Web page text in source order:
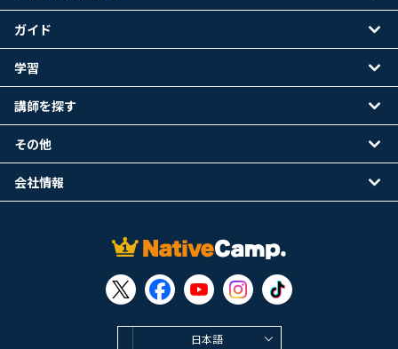
日本語
ガイド
学習
講師を探す
その他
会社情報